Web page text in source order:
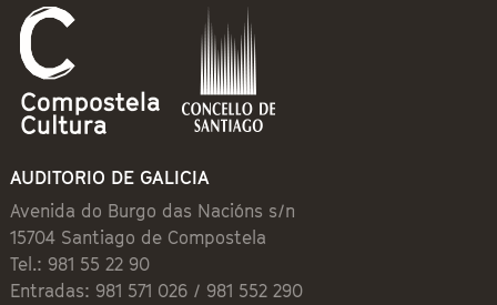
AUDITORIO DE GALICIA
Avenida do Burgo das Nacións s/n
15704 Santiago de Compostela
Tel.: 981 55 22 90
Entradas: 981 571 026 / 981 552 290